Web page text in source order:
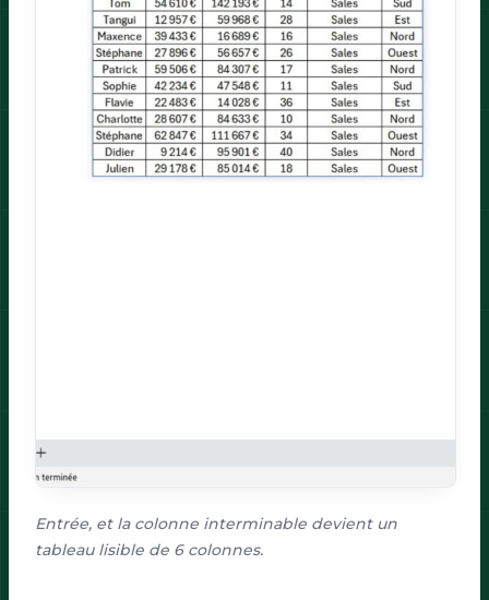
Entrée, et la colonne interminable devient un
tableau lisible de 6 colonnes.